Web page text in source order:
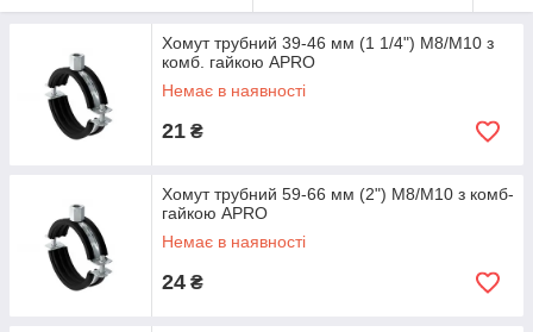
Хомут трубний 39-46 мм (1 1/4") М8/М10 з
комб. гайкою APRO
Немає в наявності
21 ₴
Хомут трубний 59-66 мм (2") М8/М10 з комб-
гайкою APRO
Немає в наявності
24 ₴